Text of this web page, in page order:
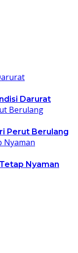
Darurat
Perut Berulang
Nyaman